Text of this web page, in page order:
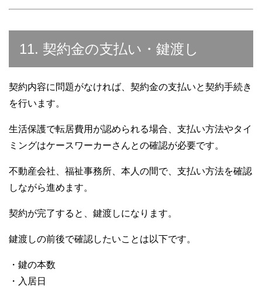
11. 契約金の支払い・鍵渡し
契約内容に問題がなければ、契約金の支払いと契約手続き
を行います。
生活保護で転居費用が認められる場合、支払い方法やタイ
ミングはケースワーカーさんとの確認が必要です。
不動産会社、福祉事務所、本人の間で、支払い方法を確認
しながら進めます。
契約が完了すると、鍵渡しになります。
鍵渡しの前後で確認したいことは以下です。
・鍵の本数
・入居日